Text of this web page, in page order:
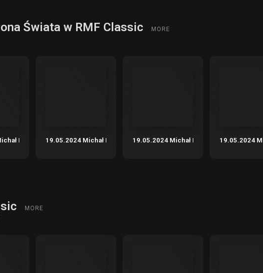
Świata w RMF Classic
MORE
Rusinek – “Nadbagaż” – podróże nie tylko literackie cz.1
19.05.2024 Michał Rusinek – “Nadbagaż” – podróże nie tylko
19.05.2024 Michał Rusinek –19.05.2024
MORE